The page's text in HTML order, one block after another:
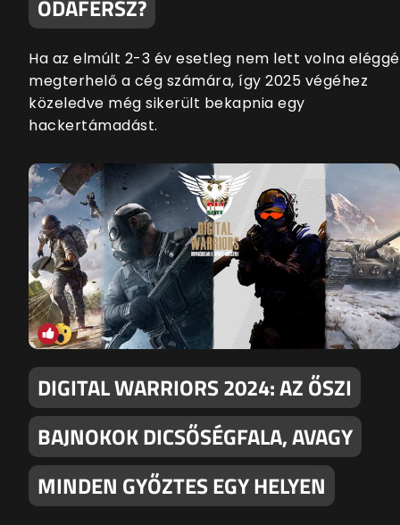
ODAFÉRSZ?
Ha az elmúlt 2-3 év esetleg nem lett volna eléggé
megterhelő a cég számára, így 2025 végéhez
közeledve még sikerült bekapnia egy
hackertámadást.
DIGITAL WARRIORS 2024: AZ ŐSZI
BAJNOKOK DICSŐSÉGFALA, AVAGY
MINDEN GYŐZTES EGY HELYEN